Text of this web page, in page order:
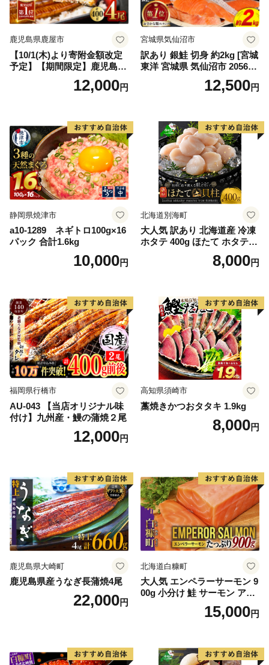
鹿児島県鹿屋市
【10/1(木)より寄附金額改定
予定】【期間限定】鹿児島県
大隅産うなぎ蒲焼4尾（400
g） KN007-02312,000円
宮城県気仙沼市
訳あり 銀鮭 切身 約2kg [宮城
東洋 宮城県 気仙沼市 205649
91] 鮭 魚介類 海鮮 訳アリ 規
格外 不揃い さけ サケ 鮭切身
切り身 魚 わけあり
12,500円
静岡県焼津市
a10-1289 ネギトロ100g×16
パック 合計1.6kg
10,000円
北海道別海町
大人気 訳あり 北海道産 冷凍
ホタテ 400g ほたて ホタテ
8,000円
福岡県行橋市
AU-043 【当店オリジナル味
付け】九州産・鰻の蒲焼２尾
12,000円
高知県須崎市
藁焼きかつおタタキ 1.9kg
8,000円
鹿児島県大崎町
鹿児島県産うなぎ長蒲焼4尾
22,000円
北海道白糠町
大人気 エンペラーサーモン 9
00g 小分け 鮭 サーモン アト
ランティックサーモン 水産
庁長官賞 受賞 さけ シャケ し
満足 美味しい 贈答 生食用 刺
身 お刺身 刺し身 魚介類 海鮮
15,000円